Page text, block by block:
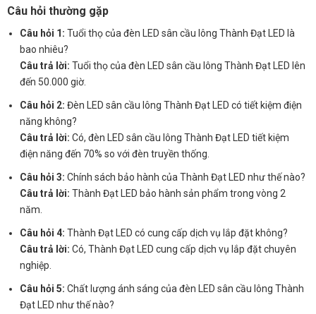
Câu hỏi thường gặp
Câu hỏi 1: Tuổi thọ của đèn LED sân cầu lông Thành Đạt LED là
bao nhiêu?
Câu trả lời: Tuổi thọ của đèn LED sân cầu lông Thành Đạt LED lên
đến 50.000 giờ.
Câu hỏi 2: Đèn LED sân cầu lông Thành Đạt LED có tiết kiệm điện
năng không?
Câu trả lời: Có, đèn LED sân cầu lông Thành Đạt LED tiết kiệm
điện năng đến 70% so với đèn truyền thống.
Câu hỏi 3: Chính sách bảo hành của Thành Đạt LED như thế nào?
Câu trả lời: Thành Đạt LED bảo hành sản phẩm trong vòng 2
năm.
Câu hỏi 4: Thành Đạt LED có cung cấp dịch vụ lắp đặt không?
Câu trả lời: Có, Thành Đạt LED cung cấp dịch vụ lắp đặt chuyên
nghiệp.
Câu hỏi 5: Chất lượng ánh sáng của đèn LED sân cầu lông Thành
Đạt LED như thế nào?